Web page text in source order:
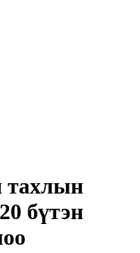
тахлын
бүтэн